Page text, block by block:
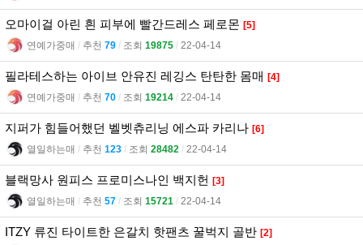
오마이걸 아린 흰 피부에 빨간드레스 페로몬 [5]
연예가중매 l 추천 79 l 조회 19875 l 22-04-14
필라테스하는 아이브 안유진 레깅스 탄탄한 몸매 [4]
연예가중매 l 추천 70 l 조회 19214 l 22-04-14
지퍼가 힘들어했던 벨벳츄리닝 에스파 카리나 [6]
열일하는매 l 추천 123 l 조회 28482 l 22-04-14
블랙망사 원피스 프로미스나인 백지헌 [3]
열일하는매 l 추천 57 l 조회 15721 l 22-04-14
ITZY 류진 타이트한 은갈치 핫팬츠 꿀벅지 골반 [2]